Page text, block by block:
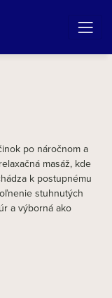
po náročnom a
masáž, kde
k postupnému
stuhnutých
a výborná ako